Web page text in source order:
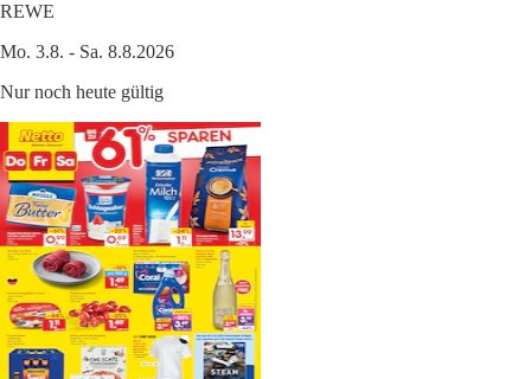
REWE
Mo. 3.8. - Sa. 8.8.2026
Nur noch heute gültig